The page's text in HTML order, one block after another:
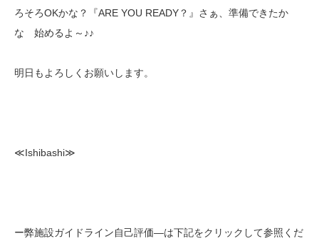
ろそろOKかな？『ARE YOU READY？』さぁ、準備できたか
な 始めるよ～♪♪
明日もよろしくお願いします。
≪Ishibashi≫
ー弊施設ガイドライン自己評価—は下記をクリックして参照くだ